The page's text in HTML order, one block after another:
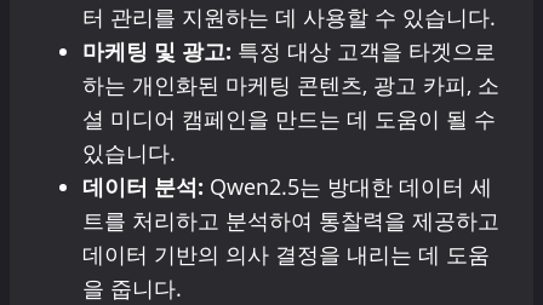
터 관리를 지원하는 데 사용할 수 있습니다.
마케팅 및 광고: 특정 대상 고객을 타겟으로
하는 개인화된 마케팅 콘텐츠, 광고 카피, 소
셜 미디어 캠페인을 만드는 데 도움이 될 수
있습니다.
데이터 분석: Qwen2.5는 방대한 데이터 세
트를 처리하고 분석하여 통찰력을 제공하고
데이터 기반의 의사 결정을 내리는 데 도움
을 줍니다.